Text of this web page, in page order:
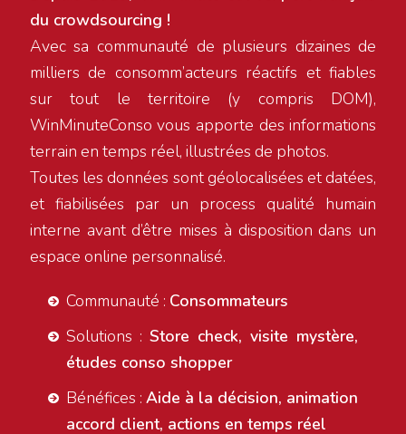
du crowdsourcing !
Avec sa communauté de plusieurs dizaines de
milliers de consomm’acteurs réactifs et fiables
sur tout le territoire (y compris DOM),
WinMinuteConso vous apporte des informations
terrain en temps réel, illustrées de photos.
Toutes les données sont géolocalisées et datées,
et fiabilisées par un process qualité humain
interne avant d’être mises à disposition dans un
espace online personnalisé.
Communauté : Consommateurs
Solutions : Store check, visite mystère,
études conso shopper
Bénéfices : Aide à la décision, animation
accord client, actions en temps réel